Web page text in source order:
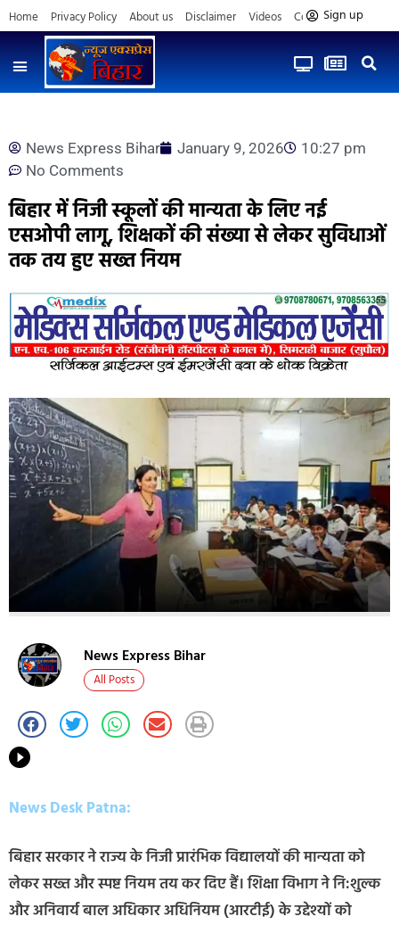
Home Privacy Policy About us Disclaimer Videos Contact us
Sign up
News Express Bihar January 9, 2026
10:27 pm
No Comments
बिहार में निजी स्कूलों की मान्यता के लिए नई
एसओपी लागू, शिक्षकों की संख्या से लेकर सुविधाओं
तक तय हुए सख्त नियम
News Express Bihar
All Posts
News Desk Patna:
बिहार सरकार ने राज्य के निजी प्रारंभिक विद्यालयों की मान्यता को
लेकर सख्त और स्पष्ट नियम तय कर दिए हैं। शिक्षा विभाग ने नि:शुल्क
और अनिवार्य बाल अधिकार अधिनियम (आरटीई) के उद्देश्यों को